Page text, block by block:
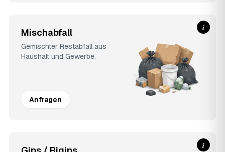
Mischabfall
Gemischter Restabfall aus
Haushalt und Gewerbe.
Anfragen
i
i